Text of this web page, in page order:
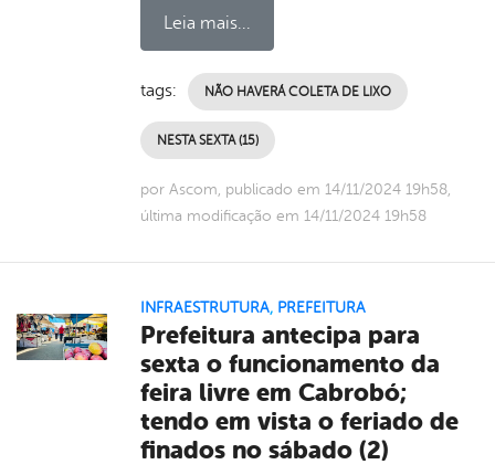
Leia mais...
tags: NÃO HAVERÁ COLETA DE LIXO
NESTA SEXTA (15)
por Ascom, publicado em 14/11/2024 19h58,
última modificação em 14/11/2024 19h58
INFRAESTRUTURA, PREFEITURA
Prefeitura antecipa para
sexta o funcionamento da
feira livre em Cabrobó;
tendo em vista o feriado de
finados no sábado (2)